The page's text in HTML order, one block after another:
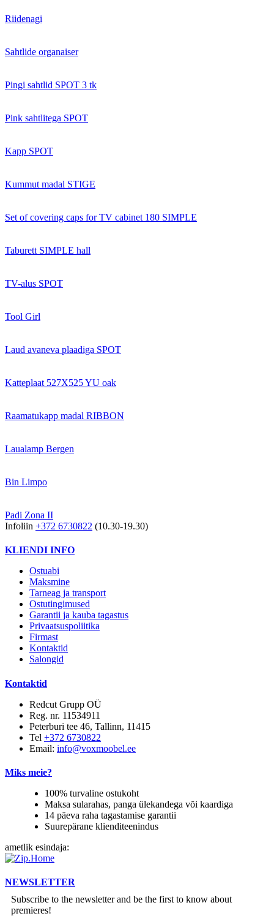
Riidenagi
Sahtlide organaiser
Pingi sahtlid SPOT 3 tk
Pink sahtlitega SPOT
Kapp SPOT
Kummut madal STIGE
Set of covering caps for TV cabinet 180 SIMPLE
Taburett SIMPLE hall
TV-alus SPOT
Tool Girl
Laud avaneva plaadiga SPOT
Katteplaat 527X525 YU oak
Raamatukapp madal RIBBON
Laualamp Bergen
Bin Limpo
Padi Zona II
Infoliin +372 6730822 (10.30-19.30)
KLIENDI INFO
Ostuabi
Maksmine
Tarneag ja transport
Ostutingimused
Garantii ja kauba tagastus
Privaatsuspoliitika
Firmast
Kontaktid
Salongid
Kontaktid
Redcut Grupp OÜ
Reg. nr. 11534911
Peterburi tee 46, Tallinn, 11415
Tel +372 6730822
Email: info@voxmoobel.ee
Miks meie?
100% turvaline ostukoht
Maksa sularahas, panga ülekandega või kaardiga
14 päeva raha tagastamise garantii
Suurepärane klienditeenindus
ametlik esindaja:
NEWSLETTER
Subscribe to the newsletter and be the first to know about
premieres!